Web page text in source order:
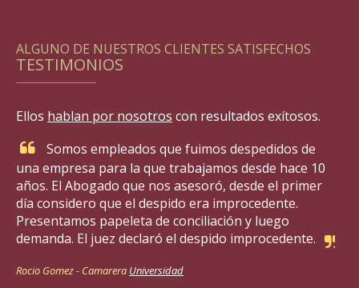
ALGUNO DE NUESTROS CLIENTES SATISFECHOS
TESTIMONIOS
Ellos hablan por nosotros con resultados exítosos.
Somos empleados que fuimos despedidos de
una empresa para la que trabajamos desde hace 10
años. El Abogado que nos asesoró, desde el primer
día considero que el despido era improcedente.
Presentamos papeleta de conciliación y luego
demanda. El juez declaró el despido improcedente.
Rocio Gomez - Camarera Universidad